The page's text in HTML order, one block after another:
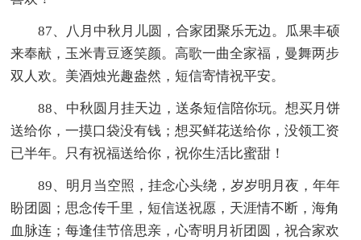
87、八月中秋月儿圆，合家团聚乐无边。瓜果丰硕
来奉献，玉米青豆逐笑颜。高歌一曲全家福，曼舞两步
双人欢。美酒烛光趣盎然，短信寄情祝平安。
88、中秋圆月挂天边，送条短信陪你玩。想买月饼
送给你，一摸口袋没有钱；想买鲜花送给你，没领工资
已半年。只有祝福送给你，祝你生活比蜜甜！
89、明月当空照，挂念心头绕，岁岁明月夜，年年
盼团圆；思念传千里，短信送祝愿，天涯情不断，海角
血脉连；每逢佳节倍思亲，心寄明月祈团圆，祝合家欢